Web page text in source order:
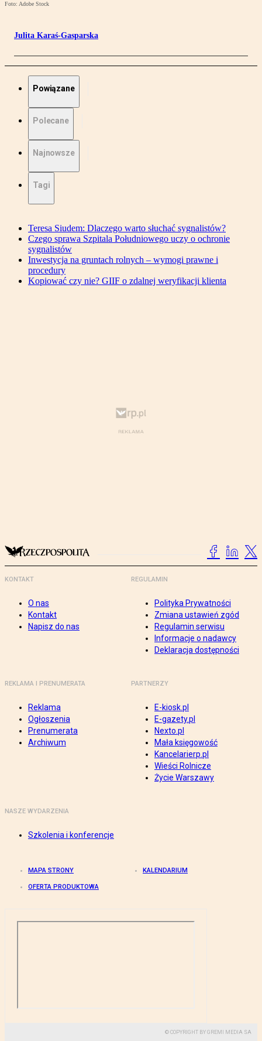
Foto: Adobe Stock
Julita Karaś-Gasparska
Powiązane
Polecane
Najnowsze
Tagi
Teresa Siudem: Dlaczego warto słuchać sygnalistów?
Czego sprawa Szpitala Południowego uczy o ochronie
sygnalistów
Inwestycja na gruntach rolnych – wymogi prawne i
procedury
Kopiować czy nie? GIIF o zdalnej weryfikacji klienta
KONTAKT
O nas
Kontakt
Napisz do nas
REGULAMIN
Polityka Prywatności
Zmiana ustawień zgód
Regulamin serwisu
Informacje o nadawcy
Deklaracja dostępności
REKLAMA I PRENUMERATA
Reklama
Ogłoszenia
Prenumerata
Archiwum
PARTNERZY
E-kiosk.pl
E-gazety.pl
Nexto.pl
Mała księgowość
Kancelarierp.pl
Wieści Rolnicze
Życie Warszawy
NASZE WYDARZENIA
Szkolenia i konferencje
MAPA STRONY KALENDARIUM
OFERTA PRODUKTOWA
© COPYRIGHT BY GREMI MEDIA SA